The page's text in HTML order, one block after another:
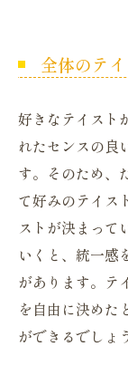
全体のテ
好きなテイスト
れたセンスの良
す。そのため、
て好みのテイス
ストが決まって
いくと、統一感
があります。テ
を自由に決めた
ができるでしょ